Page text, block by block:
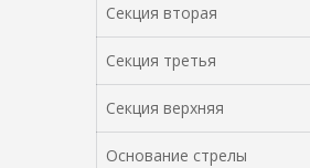
Секция вторая
Секция третья
Секция верхняя
Основание стрелы